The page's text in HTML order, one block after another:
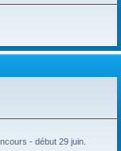
- début 29 juin.